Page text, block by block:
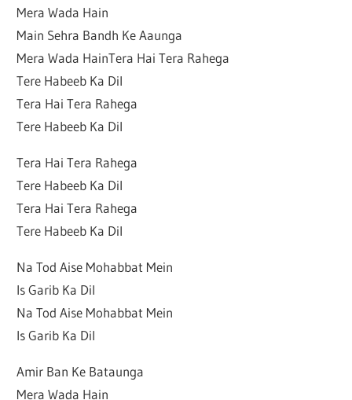
Mera Wada Hain
Main Sehra Bandh Ke Aaunga
Mera Wada HainTera Hai Tera Rahega
Tere Habeeb Ka Dil
Tera Hai Tera Rahega
Tere Habeeb Ka Dil
Tera Hai Tera Rahega
Tere Habeeb Ka Dil
Tera Hai Tera Rahega
Tere Habeeb Ka Dil
Na Tod Aise Mohabbat Mein
Is Garib Ka Dil
Na Tod Aise Mohabbat Mein
Is Garib Ka Dil
Amir Ban Ke Bataunga
Mera Wada Hain